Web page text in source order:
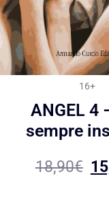
16+
ANGEL 4
sempre
18,90€